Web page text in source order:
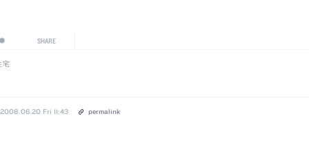
SHARE
宅
2008.06.20 Fri 11:43 permalink